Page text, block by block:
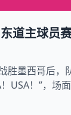
道主球员
胜墨西哥后，
USA！”，场